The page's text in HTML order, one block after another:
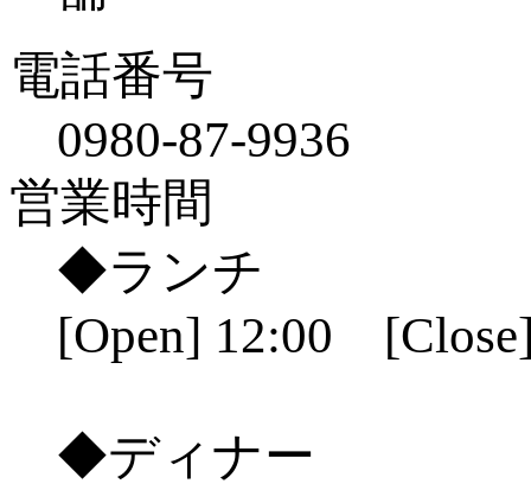
電話番号
0980-87-9936
営業時間
◆ランチ
[Open] 12:00
◆ディナー